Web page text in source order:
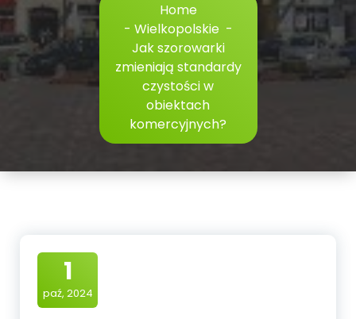
Home
- Wielkopolskie-
Jak szorowarki
zmieniają standardy
czystości w
obiektach
komercyjnych?
1
paź, 2024